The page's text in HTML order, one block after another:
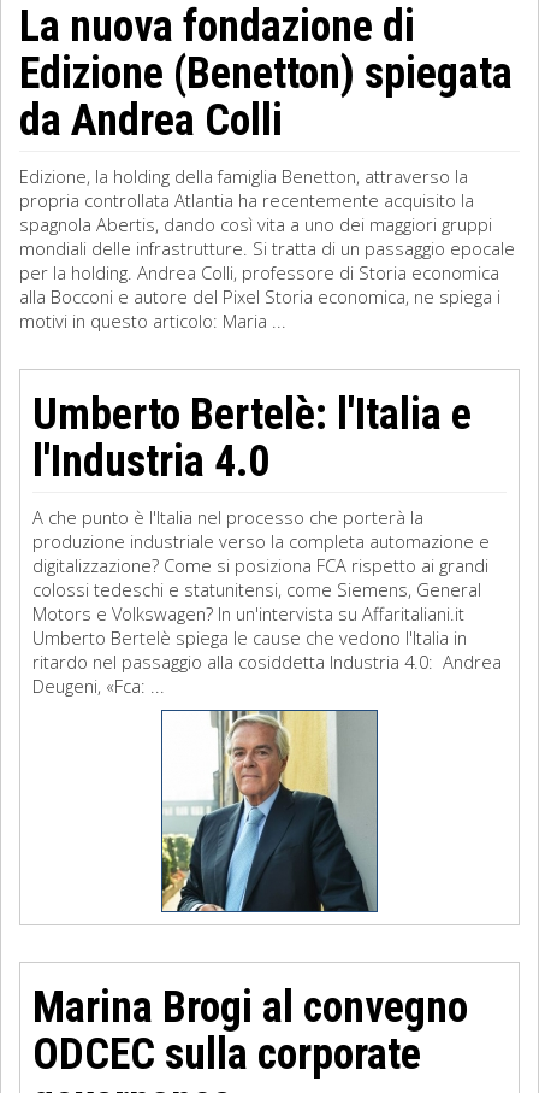
La nuova fondazione di
Edizione (Benetton) spiegata
da Andrea Colli
Edizione, la holding della famiglia Benetton, attraverso la
propria controllata Atlantia ha recentemente acquisito la
spagnola Abertis, dando così vita a uno dei maggiori gruppi
mondiali delle infrastrutture. Si tratta di un passaggio epocale
per la holding. Andrea Colli, professore di Storia economica
alla Bocconi e autore del Pixel Storia economica, ne spiega i
motivi in questo articolo: Maria ...
Umberto Bertelè: l'Italia e
l'Industria 4.0
A che punto è l'Italia nel processo che porterà la
produzione industriale verso la completa automazione e
digitalizzazione? Come si posiziona FCA rispetto ai grandi
colossi tedeschi e statunitensi, come Siemens, General
Motors e Volkswagen? In un'intervista su Affaritaliani.it
Umberto Bertelè spiega le cause che vedono l'Italia in
ritardo nel passaggio alla cosiddetta Industria 4.0: Andrea
Deugeni, «Fca: ...
Marina Brogi al convegno
ODCEC sulla corporate